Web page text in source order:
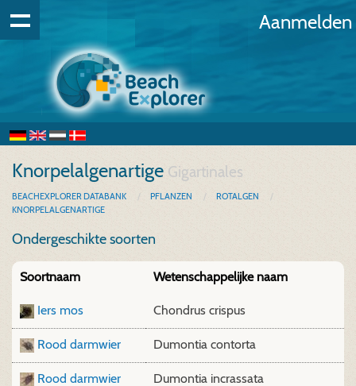
Aanmelden
Knorpelalgenartige Gigartinales
BEACHEXPLORER DATABANK PFLANZEN
ROTALGEN
KNORPELALGENARTIGE
Ondergeschikte soorten
Soortnaam Wetenschappelijke naam
Iers mos Chondrus crispus
Rood darmwier Dumontia contorta
Rood darmwier Dumontia incrassata